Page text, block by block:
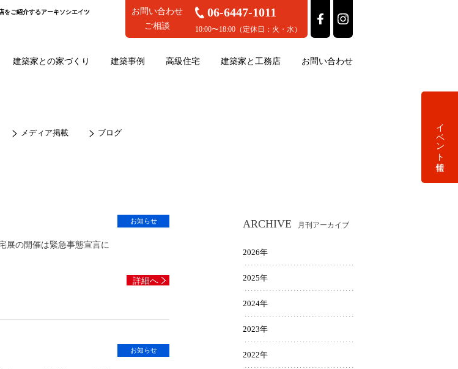
をご紹介するアーキソシエイツ
お問い合わせ
ご相談
06-6447-1011
10:00〜18:00（定休日：火・水）
建築家との家づくり 建築事例 高級住宅 建築家と工務店 お問い合わせ
イベント情報
メディア掲載 ブログ
展の開催は緊急事態宣言に
お知らせ
詳細へ
お知らせ
ARCHIVE 月刊アーカイブ
2026年
2025年
2024年
2023年
2022年